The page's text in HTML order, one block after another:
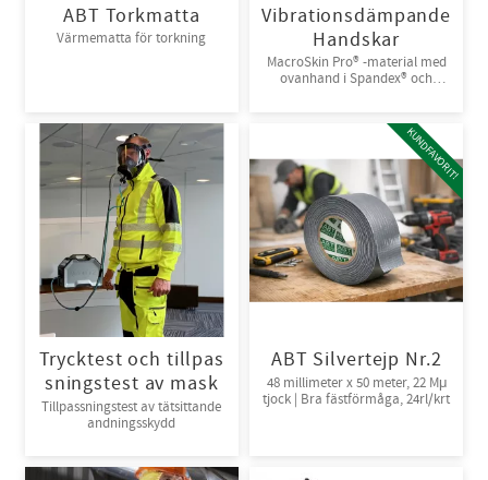
ABT Torkmatta
Värmematta för torkning
Vibrationsdämpande
Handskar
MacroSkin Pro® -material med
ovanhand i Spandex® och
Trycktest och tillpas
sningstest av mask
Tillpassningstest av tätsittande
andningsskydd
ABT Silvertejp Nr.2
48 millimeter x 50 meter, 22 Mμ
tjock | Bra fästförmåga, 24rl/krt
KUNDFAVORIT!